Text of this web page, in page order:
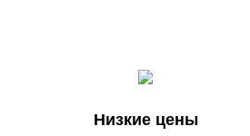
Низкие цены